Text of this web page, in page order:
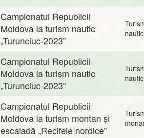
Campionatul Republicii
Moldova la turism nautic
„Turunciuc-2023”
nautic
Campionatul Republicii
Moldova la turism nautic
„Turunciuc-2023”
nautic
Campionatul Republicii
Moldova la turism montan și
escaladă „Recifele nordice”